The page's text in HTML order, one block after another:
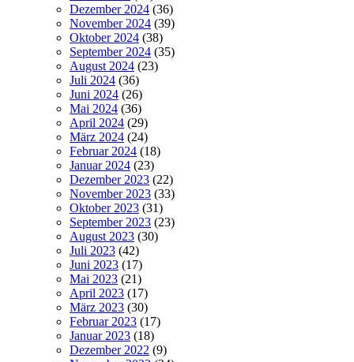
Dezember 2024 (36)
November 2024 (39)
Oktober 2024 (38)
September 2024 (35)
August 2024 (23)
Juli 2024 (36)
Juni 2024 (26)
Mai 2024 (36)
April 2024 (29)
März 2024 (24)
Februar 2024 (18)
Januar 2024 (23)
Dezember 2023 (22)
November 2023 (33)
Oktober 2023 (31)
September 2023 (23)
August 2023 (30)
Juli 2023 (42)
Juni 2023 (17)
Mai 2023 (21)
April 2023 (17)
März 2023 (30)
Februar 2023 (17)
Januar 2023 (18)
Dezember 2022 (9)